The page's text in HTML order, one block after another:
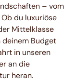
– vom
Ob du luxuriöse
Mittelklasse
deinem Budget
in unseren
an die
heran.